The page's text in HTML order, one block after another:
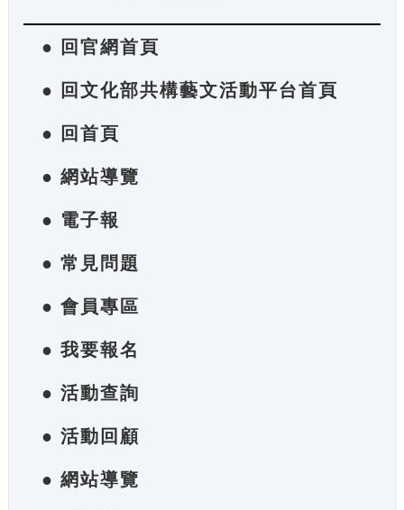
● 回官網首頁
● 回文化部共構藝文活動平台首頁
● 回首頁
● 網站導覽
● 電子報
● 常見問題
● 會員專區
● 我要報名
● 活動查詢
● 活動回顧
● 網站導覽